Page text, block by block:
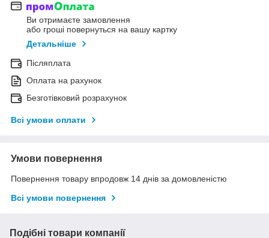
Ви отримаєте замовлення
або гроші повернуться на вашу картку
Детальніше
Післяплата
Оплата на рахунок
Безготівковий розрахунок
Всі умови оплати
Умови повернення
Повернення товару впродовж 14 днів за домовленістю
Всі умови повернення
Подібні товари компанії